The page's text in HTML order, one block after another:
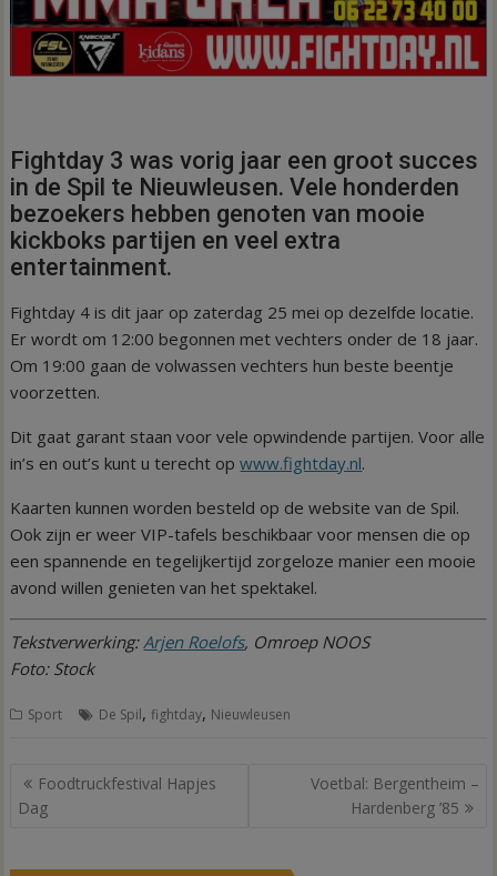
Fightday 3 was vorig jaar een groot succes
in de Spil te Nieuwleusen. Vele honderden
bezoekers hebben genoten van mooie
kickboks partijen en veel extra
entertainment.
Fightday 4 is dit jaar op zaterdag 25 mei op dezelfde locatie.
Er wordt om 12:00 begonnen met vechters onder de 18 jaar.
Om 19:00 gaan de volwassen vechters hun beste beentje
voorzetten.
Dit gaat garant staan voor vele opwindende partijen. Voor alle
in’s en out’s kunt u terecht opwww.fightday.nl.
Kaarten kunnen worden besteld op de website van de Spil.
Ook zijn er weer VIP-tafels beschikbaar voor mensen die op
een spannende en tegelijkertijd zorgeloze manier een mooie
avond willen genieten van het spektakel.
Tekstverwerking:Arjen Roelofs, Omroep NOOS
Foto: Stock
Sport De Spil, fightday, Nieuwleusen
Bericht
navigatie
Foodtruckfestival Hapjes
Dag
Voetbal: Bergentheim –
Hardenberg ’85